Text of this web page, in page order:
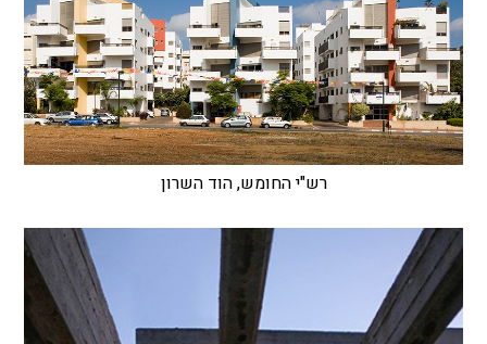
רש"י החומש, הוד השרון